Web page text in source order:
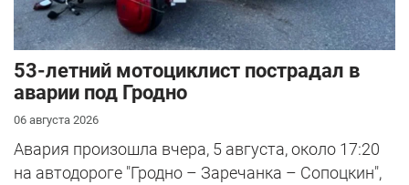
53-летний мотоциклист пострадал в
аварии под Гродно
06 августа 2026
Авария произошла вчера, 5 августа, около 17:20
на автодороге "Гродно – Заречанка – Сопоцкин",